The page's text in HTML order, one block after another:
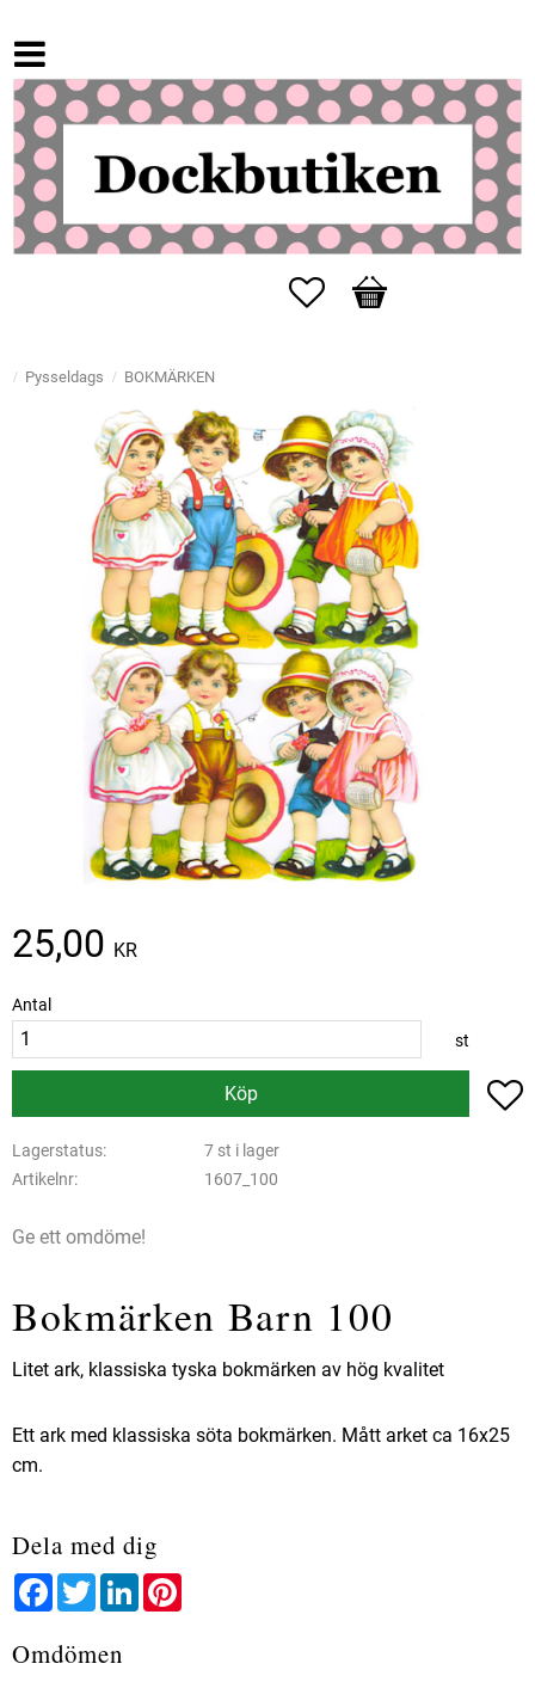
Favoriter
Kundvagn
Pysseldags BOKMÄRKEN
25,00 KR
Antal
st
Köp
Lagerstatus
7 st i lager
Artikelnr
1607_100
Ge ett omdöme!
Bokmärken Barn 100
Litet ark, klassiska tyska bokmärken av hög kvalitet
Ett ark med klassiska söta bokmärken. Mått arket ca 16x25
cm.
Dela med dig
FacebookTwitterLinkedIn
Omdömen